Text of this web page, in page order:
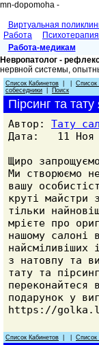
mn-dopomoha -
Виртуальная
Работа
Психотерапия
Работа-медикам
Невропатолог -
нервной системы,
Список Кабинетов Список
собеседники
Поиск
Пірсинг та
Автор: Тату
Дата: 11 Ноя
Щиро
Ми створюємо
вашу
круті майстри
тільки
мрієте про
нашому салоні
найсміливіших
з натовпу та
тату та
переконайтеся
подарунок у
https://
Список Кабинетов
Список